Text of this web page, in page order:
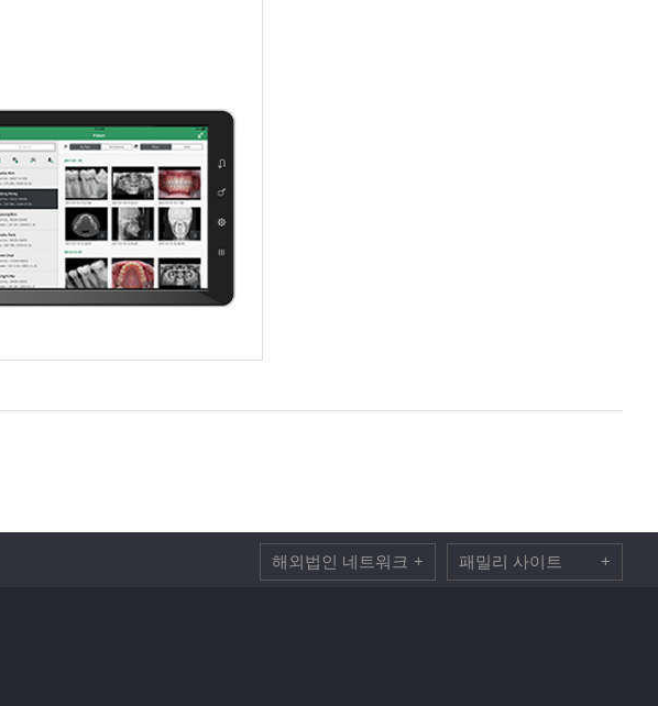
해외법인 네트워크 + 패밀리 사이트 +